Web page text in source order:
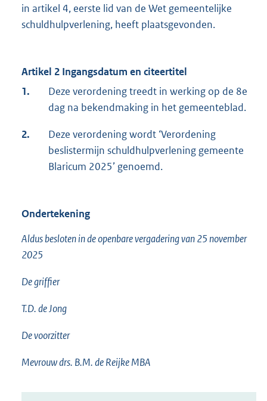
in artikel 4, eerste lid van de Wet gemeentelijke
schuldhulpverlening, heeft plaatsgevonden.
Artikel 2 Ingangsdatum en citeertitel
1.
Deze verordening treedt in werking op de 8e
dag na bekendmaking in het gemeenteblad.
2.
Deze verordening wordt ‘Verordening
beslistermijn schuldhulpverlening gemeente
Blaricum 2025’ genoemd.
Ondertekening
Aldus besloten in de openbare vergadering van 25 november
2025
De griffier
T.D. de Jong
De voorzitter
Mevrouw drs. B.M. de Reijke MBA